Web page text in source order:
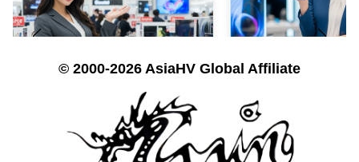
© 2000-2026 AsiaHV Global Affiliate